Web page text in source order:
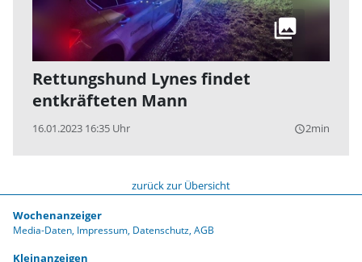
Rettungshund Lynes findet
entkräfteten Mann
16.01.2023 16:35 Uhr query_builder2min
zurück zur Übersicht
Wochenanzeiger
Media-Daten Impressum Datenschutz AGB
Kleinanzeigen